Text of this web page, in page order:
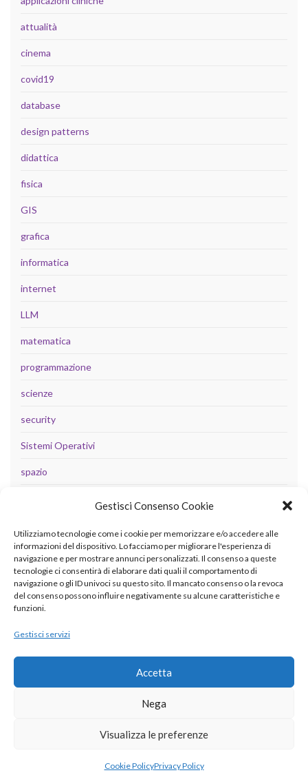
Gestisci Consenso Cookie
Utilizziamo tecnologie come i cookie per memorizzare e/o accedere alle
informazioni del dispositivo. Lo facciamo per migliorare l'esperienza di
navigazione e per mostrare annunci personalizzati. Il consenso a queste
tecnologie ci consentirà di elaborare dati quali il comportamento di
navigazione o gli ID univoci su questo sito. Il mancato consenso o la revoca
del consenso possono influire negativamente su alcune caratteristiche e
funzioni.
Gestisci servizi
Accetta
Nega
Visualizza le preferenze
Cookie PolicyPrivacy Policy
attualità
cinema
covid19
database
design patterns
didattica
fisica
GIS
grafica
informatica
internet
LLM
matematica
programmazione
scienze
security
Sistemi Operativi
spazio
META
Accedi
Feed dei contenuti
Feed dei commenti
Graphene Themes.